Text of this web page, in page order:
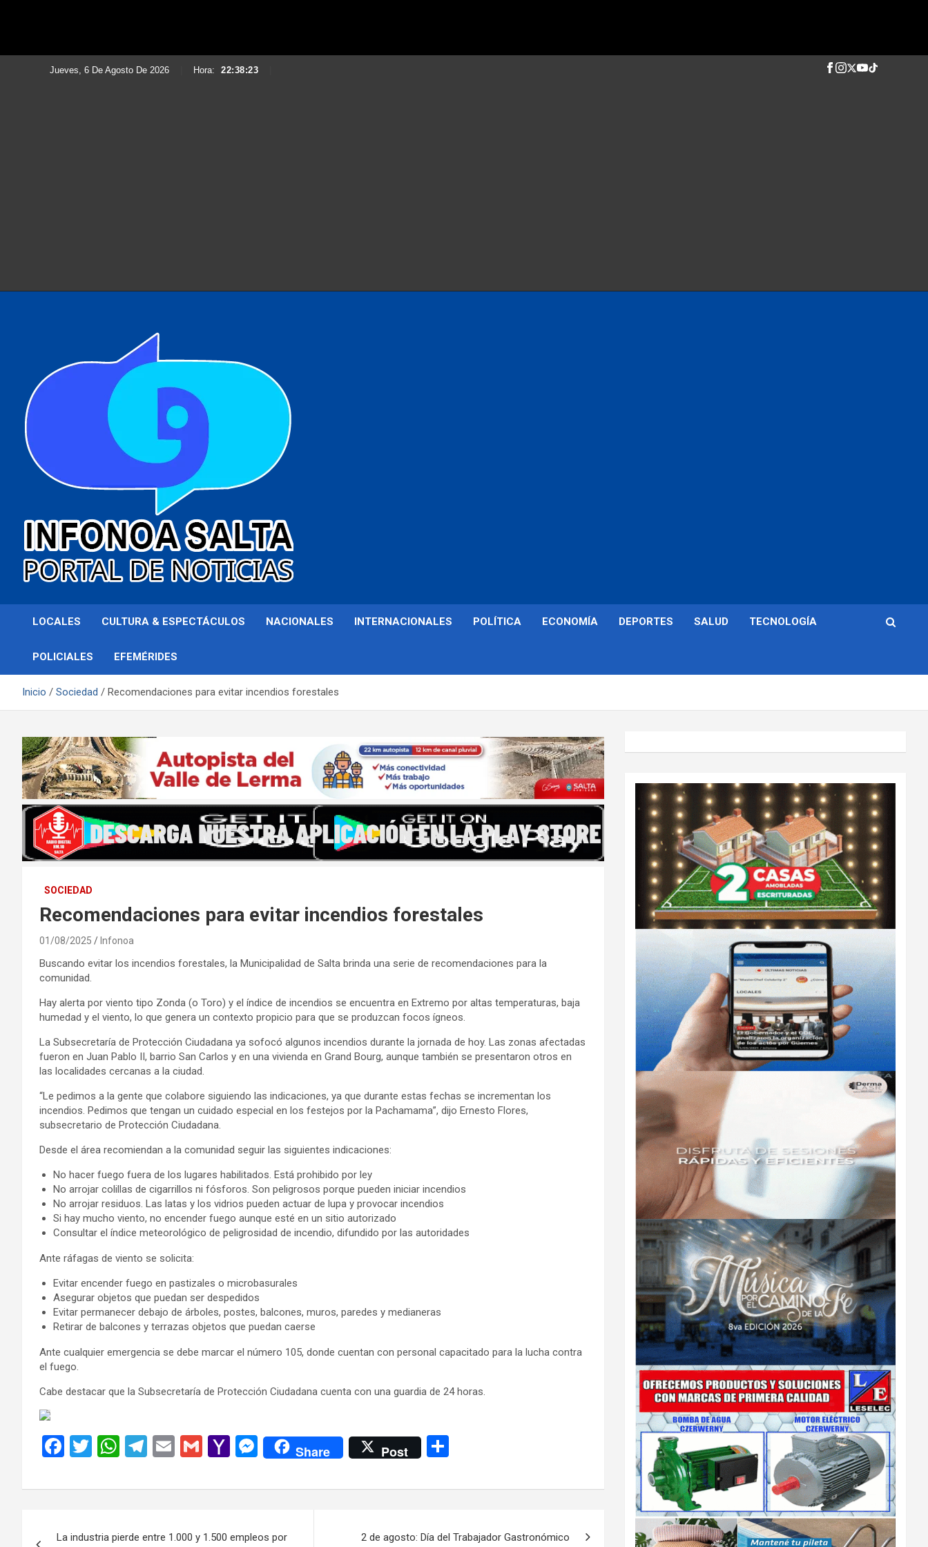
Jueves, 6 De Agosto De 2026 Hora: 22:38:25
Infonoa Salta
LOCALES CULTURA & ESPECTÁCULOS NACIONALES INTERNACIONALES POLÍTICA ECONOMÍA DEPORTES SALUD TECNOLOGÍA
POLICIALES EFEMÉRIDES
Inicio Sociedad Recomendaciones para evitar incendios forestales
SOCIEDAD
Recomendaciones para evitar incendios forestales
01/08/2025 Infonoa
Buscando evitar los incendios forestales, la Municipalidad de Salta brinda una serie de recomendaciones para la
comunidad.
Hay alerta por viento tipo Zonda (o Toro) y el índice de incendios se encuentra en Extremo por altas temperaturas, baja
humedad y el viento, lo que genera un contexto propicio para que se produzcan focos ígneos.
La Subsecretaría de Protección Ciudadana ya sofocó algunos incendios durante la jornada de hoy. Las zonas afectadas
fueron en Juan Pablo II, barrio San Carlos y en una vivienda en Grand Bourg, aunque también se presentaron otros en
las localidades cercanas a la ciudad.
“Le pedimos a la gente que colabore siguiendo las indicaciones, ya que durante estas fechas se incrementan los
incendios. Pedimos que tengan un cuidado especial en los festejos por la Pachamama”, dijo Ernesto Flores,
subsecretario de Protección Ciudadana.
Desde el área recomiendan a la comunidad seguir las siguientes indicaciones:
No hacer fuego fuera de los lugares habilitados. Está prohibido por ley
No arrojar colillas de cigarrillos ni fósforos. Son peligrosos porque pueden iniciar incendios
No arrojar residuos. Las latas y los vidrios pueden actuar de lupa y provocar incendios
Si hay mucho viento, no encender fuego aunque esté en un sitio autorizado
Consultar el índice meteorológico de peligrosidad de incendio, difundido por las autoridades
Ante ráfagas de viento se solicita:
Evitar encender fuego en pastizales o microbasurales
Asegurar objetos que puedan ser despedidos
Evitar permanecer debajo de árboles, postes, balcones, muros, paredes y medianeras
Retirar de balcones y terrazas objetos que puedan caerse
Ante cualquier emergencia se debe marcar el número 105, donde cuentan con personal capacitado para la lucha contra
el fuego.
Cabe destacar que la Subsecretaría de Protección Ciudadana cuenta con una guardia de 24 horas.
F
ce
o
T
tt
W
at
A
T
e
a
E
ail
G
ail
Y
h
o
M
se
g
Share Post
m
ar
La industria pierde entre 1.000 y 1.500 empleos por
2 de agosto: Día del Trabajador Gastronómico